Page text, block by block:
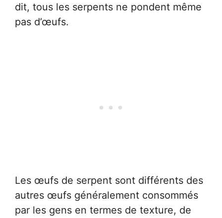
dit, tous les serpents ne pondent même
pas d’œufs.
Les œufs de serpent sont différents des
autres œufs généralement consommés
par les gens en termes de texture, de